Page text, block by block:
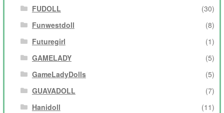
FUDOLL
(30)
Funwestdoll
(8)
Futuregirl
(1)
GAMELADY
(5)
GameLadyDolls
(5)
GUAVADOLL
(7)
Hanidoll
(11)